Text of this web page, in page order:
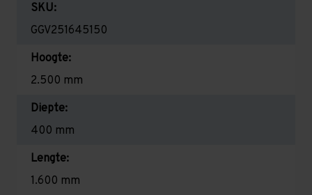
SKU:
GGV251645150
Hoogte:
2.500 mm
Diepte:
400 mm
Lengte:
1.600 mm